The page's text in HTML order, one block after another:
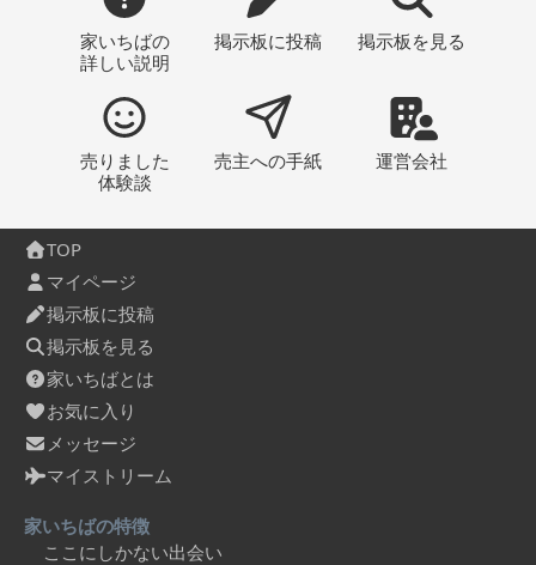
家いちばの
詳しい説明
掲示板に投稿 掲示板 を見る
売りました
体験談
売主への手紙 運営会社
TOP
マイページ
掲示板に投稿
掲示板を見る
家いちばとは
お気に入り
メッセージ
マイストリーム
家いちばの特徴
ここにしかない出会い